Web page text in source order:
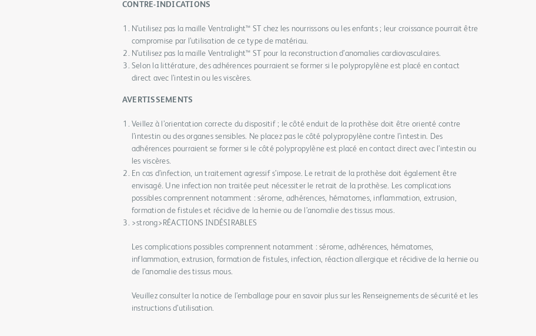
CONTRE-INDICATIONS
N’utilisez pas la maille Ventralight™ ST chez les nourrissons ou les enfants ; leur croissance pourrait être
compromise par l’utilisation de ce type de matériau.
N’utilisez pas la maille Ventralight™ ST pour la reconstruction d’anomalies cardiovasculaires.
Selon la littérature, des adhérences pourraient se former si le polypropylène est placé en contact
direct avec l’intestin ou les viscères.
AVERTISSEMENTS
Veillez à l’orientation correcte du dispositif ; le côté enduit de la prothèse doit être orienté contre
l’intestin ou des organes sensibles. Ne placez pas le côté polypropylène contre l’intestin. Des
adhérences pourraient se former si le côté polypropylène est placé en contact direct avec l’intestin ou
les viscères.
En cas d’infection, un traitement agressif s’impose. Le retrait de la prothèse doit également être
envisagé. Une infection non traitée peut nécessiter le retrait de la prothèse. Les complications
possibles comprennent notamment : sérome, adhérences, hématomes, inflammation, extrusion,
formation de fistules et récidive de la hernie ou de l’anomalie des tissus mous.
>strong>RÉACTIONS INDÉSIRABLES
Les complications possibles comprennent notamment : sérome, adhérences, hématomes,
inflammation, extrusion, formation de fistules, infection, réaction allergique et récidive de la hernie ou
de l’anomalie des tissus mous.
Veuillez consulter la notice de l’emballage pour en savoir plus sur les Renseignements de sécurité et les
instructions d’utilisation.